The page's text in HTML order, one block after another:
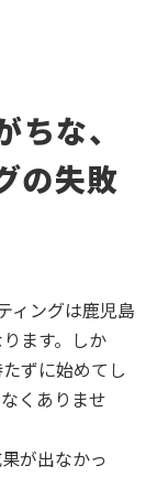
な、
の失敗
ィングは鹿児島
ます。しか
ずに始めてし
くありませ
が出なかっ